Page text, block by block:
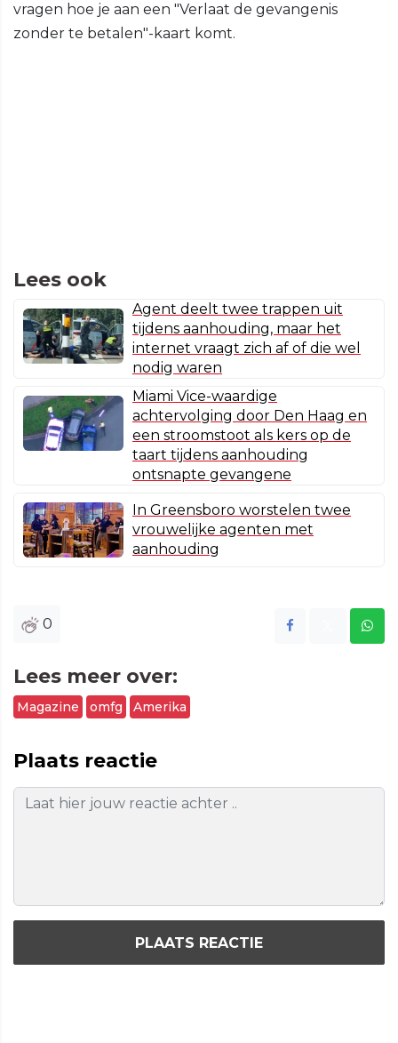
vragen hoe je aan een "Verlaat de gevangenis
zonder te betalen"-kaart komt.
Lees ook
Agent deelt twee trappen uit
tijdens aanhouding, maar het
internet vraagt zich af of die wel
nodig waren
Miami Vice-waardige
achtervolging door Den Haag en
een stroomstoot als kers op de
taart tijdens aanhouding
ontsnapte gevangene
In Greensboro worstelen twee
vrouwelijke agenten met
aanhouding
0
Lees meer over:
Magazine omfg Amerika
Plaats reactie
PLAATS REACTIE